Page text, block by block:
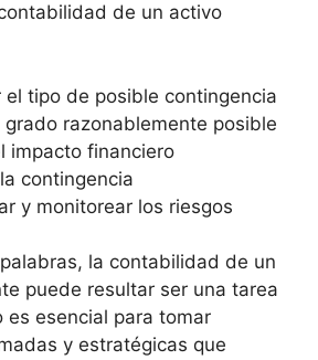
de un activo
el tipo de posible contingencia
grado razonablemente posible
impacto financiero
contingencia
y monitorear los riesgos
la contabilidad de un
puede resultar ser una tarea
es esencial para tomar
y estratégicas que